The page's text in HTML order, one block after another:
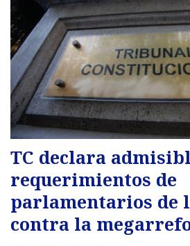
TC declara
requerimientos de
parlamentarios de
contra la